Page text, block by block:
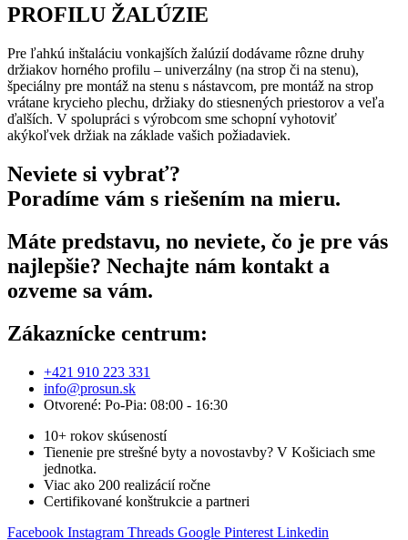
PROFILU ŽALÚZIE
Pre ľahkú inštaláciu vonkajších žalúzií dodávame rôzne druhy
držiakov horného profilu – univerzálny (na strop či na stenu),
špeciálny pre montáž na stenu s nástavcom, pre montáž na strop
vrátane krycieho plechu, držiaky do stiesnených priestorov a veľa
ďalších. V spolupráci s výrobcom sme schopní vyhotoviť
akýkoľvek držiak na základe vašich požiadaviek.
Neviete si vybrať?
Poradíme vám s riešením na mieru.
Máte predstavu, no neviete, čo je pre vás
najlepšie? Nechajte nám kontakt a
ozveme sa vám.
Zákaznícke centrum:
+421 910 223 331
info@prosun.sk
Otvorené: Po-Pia: 08:00 - 16:30
10+ rokov skúseností
Tienenie pre strešné byty a novostavby? V Košiciach sme
jednotka.
Viac ako 200 realizácií ročne
Certifikované konštrukcie a partneri
Facebook Instagram Threads Google Pinterest Linkedin